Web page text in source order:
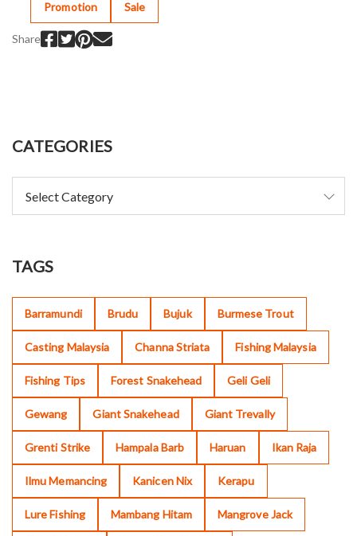
Promotion Sale
Share
CATEGORIES
TAGS
Barramundi Brudu Bujuk Burmese Trout
Casting Malaysia Channa Striata Fishing Malaysia
Fishing Tips Forest Snakehead Geli Geli
Gewang Giant Snakehead Giant Trevally
Grenti Strike Hampala Barb Haruan Ikan Raja
Ilmu Memancing Kanicen Nix Kerapu
Lure Fishing Mambang Hitam Mangrove Jack